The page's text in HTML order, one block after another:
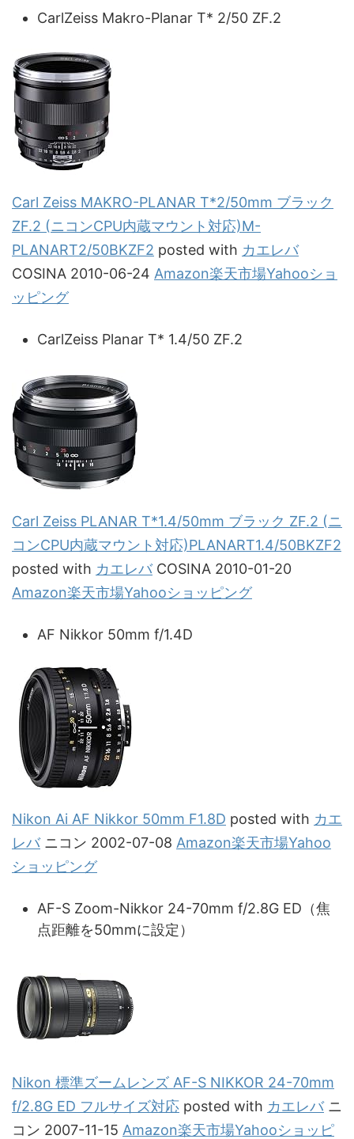
CarlZeiss Makro-Planar T* 2/50 ZF.2
Carl Zeiss MAKRO-PLANAR T*2/50mm ブラック
ZF.2 (ニコンCPU内蔵マウント対応)M-
PLANART2/50BKZF2 posted with カエレバ
COSINA 2010-06-24 Amazon楽天市場Yahooショ
ッピング
CarlZeiss Planar T* 1.4/50 ZF.2
Carl Zeiss PLANAR T*1.4/50mm ブラック ZF.2 (ニ
コンCPU内蔵マウント対応)PLANART1.4/50BKZF2
posted with カエレバCOSINA 2010-01-20
Amazon楽天市場Yahooショッピング
AF Nikkor 50mm f/1.4D
Nikon Ai AF Nikkor 50mm F1.8D posted with カエ
レバニコン 2002-07-08 Amazon楽天市場Yahoo
ショッピング
AF-S Zoom-Nikkor 24-70mm f/2.8G ED（焦
点距離を50mmに設定）
Nikon 標準ズームレンズ AF-S NIKKOR 24-70mm
f/2.8G ED フルサイズ対応 posted with カエレバニ
コン 2007-11-15 Amazon楽天市場Yahooショッピ